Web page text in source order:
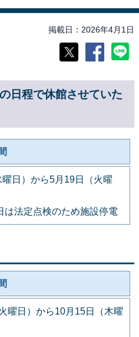
掲載日 2026年4月1日
日程で休館させていた
日）から5月19日（火曜
は法定点検のため施設停電
曜日）から10月15日（木曜